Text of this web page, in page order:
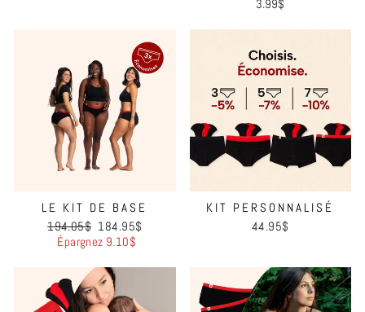
3.99$
LE KIT DE BASE
Prix
régulier
194.05$ Prix
réduit
184.95$
Épargnez 9.10$
KIT PERSONNALISÉ
44.95$